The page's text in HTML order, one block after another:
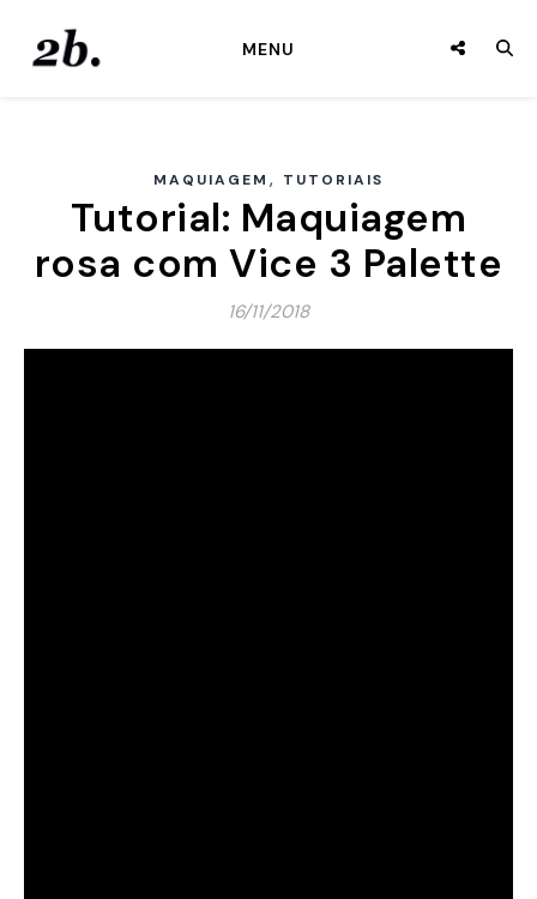
MENU
MAQUIAGEM , TUTORIAIS
Tutorial: Maquiagem
rosa com Vice 3 Palette
16/11/2018